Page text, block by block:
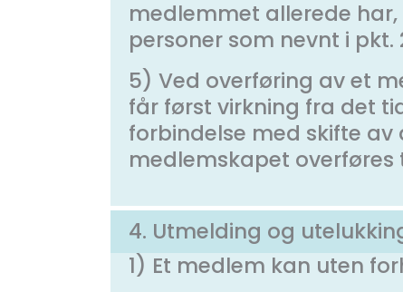
medlemmet allerede
personer som nevnt i
5) Ved overføring av et
får først virkning fra det
forbindelse med skifte
medlemskapet overføres
4. Utmelding og
1) Et medlem kan uten